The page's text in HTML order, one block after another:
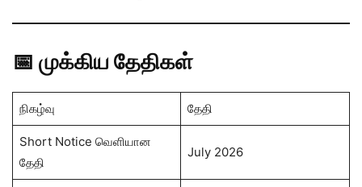
📅 முக்கிய தேதிகள்
நிகழ்வு தேதி
Short Notice வெளியான
தேதி
July 2026